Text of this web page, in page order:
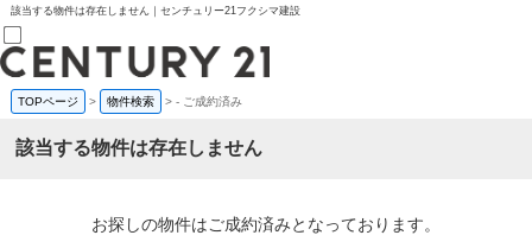
該当する物件は存在しません｜センチュリー21フクシマ建設
売買部
0120-800-844
賃貸部
会員メニュー
TOPページ > 物件検索 >- ご成約済み
該当する物件は存在しません
お探しの物件はご成約済みとなっております。